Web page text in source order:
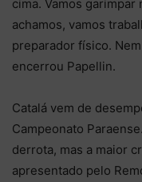
cima. Vamos
achamos, vamos
preparador físico.
encerrou Papellin.
Catalá vem de
Campeonato
derrota, mas a maior
apresentado pelo